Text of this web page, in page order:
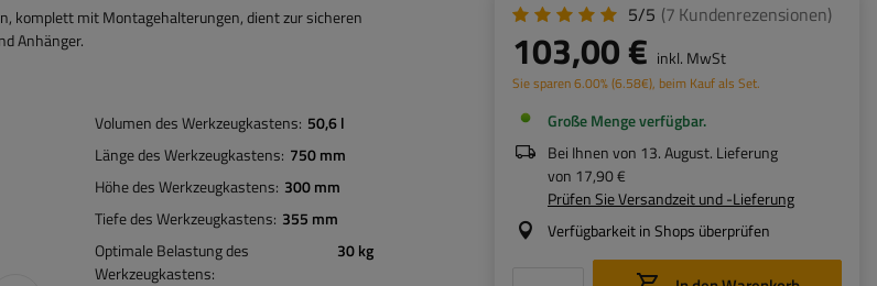
komplett mit Montagehalterungen, dient zur sicheren
Anhänger.
Volumen des Werkzeugkastens 50,6 l
Länge des Werkzeugkastens 750 mm
Höhe des Werkzeugkastens 300 mm
Tiefe des Werkzeugkastens 355 mm
Optimale Belastung des
Werkzeugkastens
30 kg
5/5 (7 Kundenrezensionen)
103,00 € inkl. MwSt
Sie sparen6.00%(6.58€), beim Kauf als Set.
Große Menge verfügbar
Bei Ihnen von 13. August. Lieferung
von 17,90 €
Prüfen Sie Versandzeit und -Lieferung
Verfügbarkeit in Shops überprüfen